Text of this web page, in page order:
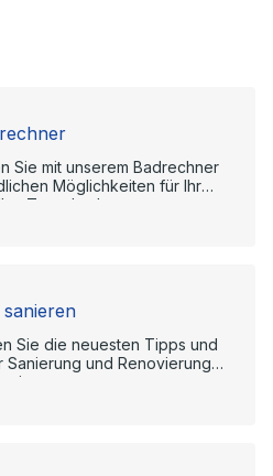
Sie mit unserem Badrechner
Möglichkeiten für Ihr
Traumbad.
sanieren
Sie die neuesten Tipps und
Sanierung und Renovierung